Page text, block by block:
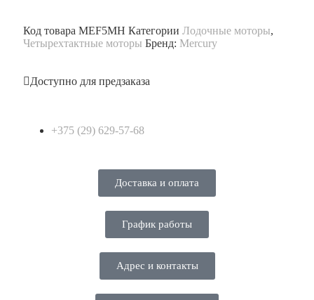
Код товара MEF5MH Категории Лодочные моторы,
Четырехтактные моторы Бренд: Mercury
Доступно для предзаказа
+375 (29) 629-57-68
Доставка и оплата
График работы
Адрес и контакты